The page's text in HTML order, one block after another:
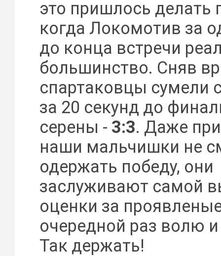
это пришлось делать
когда Локомотив за
до конца встречи
большинство. Сняв
спартаковцы сумели
за 20 секунд до
серены - 3:3. Даже
наши мальчишки не
одержать победу, они
заслуживают самой
оценки за
очередной раз волю и
Так держать!